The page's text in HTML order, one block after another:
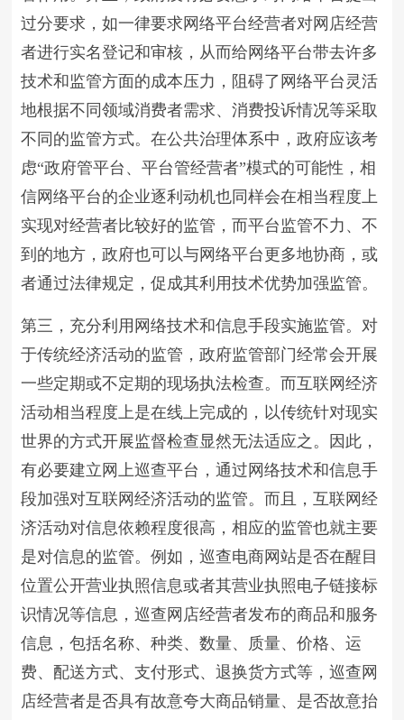
过分要求，如一律要求网络平台经营者对网店经营
者进行实名登记和审核，从而给网络平台带去许多
技术和监管方面的成本压力，阻碍了网络平台灵活
地根据不同领域消费者需求、消费投诉情况等采取
不同的监管方式。在公共治理体系中，政府应该考
虑“政府管平台、平台管经营者”模式的可能性，相
信网络平台的企业逐利动机也同样会在相当程度上
实现对经营者比较好的监管，而平台监管不力、不
到的地方，政府也可以与网络平台更多地协商，或
者通过法律规定，促成其利用技术优势加强监管。
第三，充分利用网络技术和信息手段实施监管。对
于传统经济活动的监管，政府监管部门经常会开展
一些定期或不定期的现场执法检查。而互联网经济
活动相当程度上是在线上完成的，以传统针对现实
世界的方式开展监督检查显然无法适应之。因此，
有必要建立网上巡查平台，通过网络技术和信息手
段加强对互联网经济活动的监管。而且，互联网经
济活动对信息依赖程度很高，相应的监管也就主要
是对信息的监管。例如，巡查电商网站是否在醒目
位置公开营业执照信息或者其营业执照电子链接标
识情况等信息，巡查网店经营者发布的商品和服务
信息，包括名称、种类、数量、质量、价格、运
费、配送方式、支付形式、退换货方式等，巡查网
店经营者是否具有故意夸大商品销量、是否故意抬